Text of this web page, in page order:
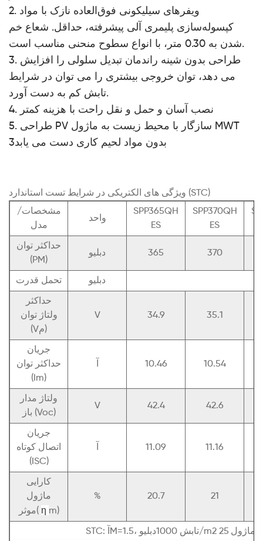
2. ویفرهای سیلیکونی فوق‌العاده نازک با مواد
کپسوله‌سازی پلیمری آلی پیشرفته، حداقل. شعاع خم
شدن به 0.30 متر، با انواع سطوح منحنی مناسب است.
3. طراحی بدون شینه راندمان تبدیل سلولی را افزایش
می دهد، توان خروجی بیشتری را می توان در شرایط
تابش کم به دست آورد.
4. نصب آسان و حمل و نقل راحت با هزینه کمتر
5. طراحی PV سازگار با محیط زیست به ماژول MWT
بدون مواد لحیم کاری دست می یابد3
ویژگی های الکتریکی در شرایط تست استاندارد (STC)
مشخصات/
مدل
واحد
SPP365QH
ES
SPP370QH
ES
حداکثر توان
(PM)
دبلیو 365 370
تحمل قدرت دبلیو
حداکثر
ولتاژ توان
(Vم)
V 34.9 35.1
جریان
حداکثر توان
(Im)
10.46 10.54
ولتاژ مدار
باز (Voc)
V 42.4 42.6
جریان
اتصال کوتاه
(ISC)
11.09 11.16
کارایی
ماژول
موثر( η m)
% 20.7 21